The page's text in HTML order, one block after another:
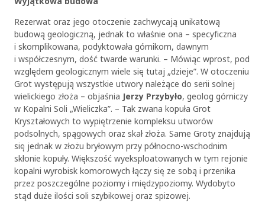
Rezerwat oraz jego otoczenie zachwycają unikatową
budową geologiczną, jednak to właśnie ona – specyficzna
i skomplikowana, podyktowała górnikom, dawnym
i współczesnym, dość twarde warunki. – Mówiąc wprost, pod
względem geologicznym wiele się tutaj „dzieje”. W otoczeniu
Grot występują wszystkie utwory należące do serii solnej
wielickiego złoża – objaśnia Jerzy Przybyło, geolog górniczy
w Kopalni Soli „Wieliczka”. – Tak zwana kopuła Grot
Kryształowych to wypiętrzenie kompleksu utworów
podsolnych, spągowych oraz skał złoża. Same Groty znajdują
się jednak w złożu bryłowym przy północno-wschodnim
skłonie kopuły. Większość wyeksploatowanych w tym rejonie
kopalni wyrobisk komorowych łączy się ze sobą i przenika
przez poszczególne poziomy i międzypoziomy. Wydobyto
stąd duże ilości soli szybikowej oraz spizowej.